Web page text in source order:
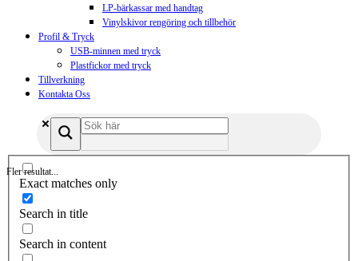
LP-bärkassar med handtag
Vinylskivor rengöring och tillbehör
Profil & Tryck
USB-minnen med tryck
Plastfickor med tryck
Tillverkning
Kontakta Oss
Fler resultat...
Exact matches only
Search in title
Search in content